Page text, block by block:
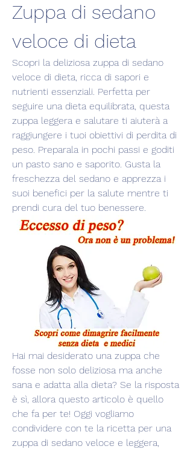
Zuppa di sedano
veloce di dieta
Scopri la deliziosa zuppa di sedano
veloce di dieta, ricca di sapori e
nutrienti essenziali. Perfetta per
seguire una dieta equilibrata, questa
zuppa leggera e salutare ti aiuterà a
raggiungere i tuoi obiettivi di perdita di
peso. Preparala in pochi passi e goditi
un pasto sano e saporito. Gusta la
freschezza del sedano e apprezza i
suoi benefici per la salute mentre ti
prendi cura del tuo benessere.
Hai mai desiderato una zuppa che
fosse non solo deliziosa ma anche
sana e adatta alla dieta? Se la risposta
è sì, allora questo articolo è quello
che fa per te! Oggi vogliamo
condividere con te la ricetta per una
zuppa di sedano veloce e leggera,